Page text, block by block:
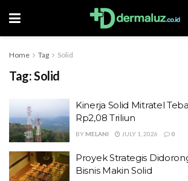
Home Tag Solid
Tag:Solid
Kinerja Solid Mitratel
Rp2,08 Triliun
BY MELANI JULY 1, 2026 0
Proyek Strategis
Bisnis Makin Solid